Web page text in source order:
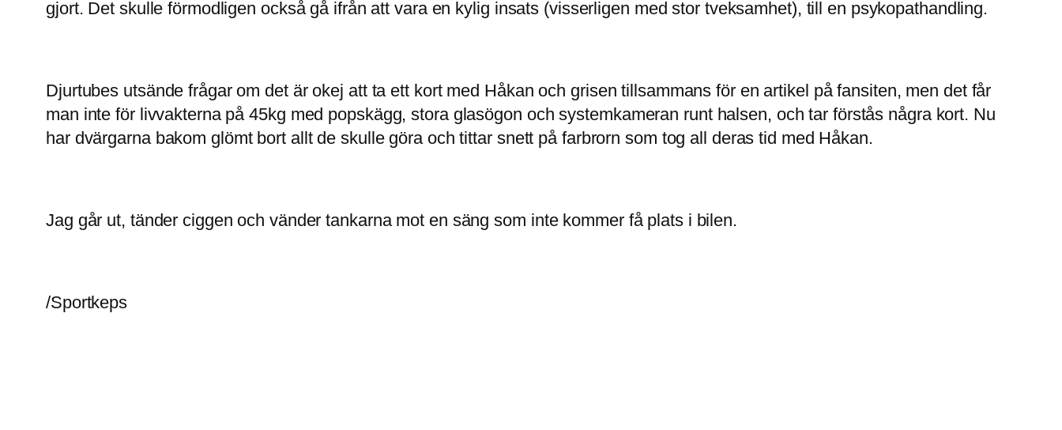
gjort. Det skulle förmodligen också gå ifrån att vara en kylig insats (visserligen med stor tveksamhet), till en psykopathandling.
Djurtubes utsände frågar om det är okej att ta ett kort med Håkan och grisen tillsammans för en artikel på fansiten, men det får
man inte för livvakterna på 45kg med popskägg, stora glasögon och systemkameran runt halsen, och tar förstås några kort. Nu
har dvärgarna bakom glömt bort allt de skulle göra och tittar snett på farbrorn som tog all deras tid med Håkan.
Jag går ut, tänder ciggen och vänder tankarna mot en säng som inte kommer få plats i bilen.
/Sportkeps